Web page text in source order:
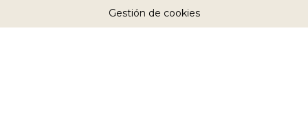
Gestión de cookies